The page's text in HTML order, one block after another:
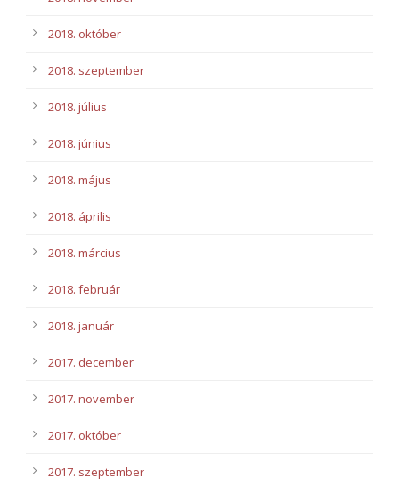
2018. október
2018. szeptember
2018. július
2018. június
2018. május
2018. április
2018. március
2018. február
2018. január
2017. december
2017. november
2017. október
2017. szeptember